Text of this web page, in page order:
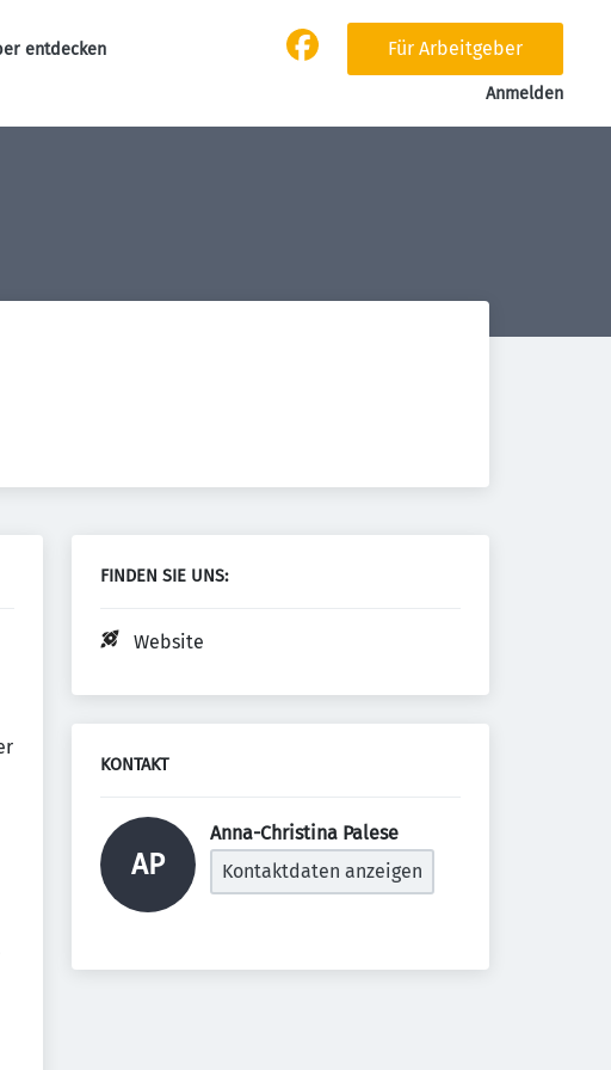
entdecken
Für Arbeitgeber
Anmelden
FINDEN SIE UNS:
Website
KONTAKT
AP
Anna-Christina Palese
Kontaktdaten anzeigen